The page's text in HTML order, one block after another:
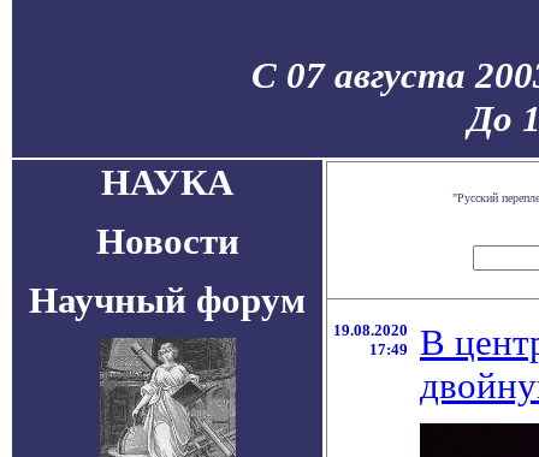
С 07 августа
До
НАУКА
Новости
Научный форум
"Русский
19.08.2020
17:49
В